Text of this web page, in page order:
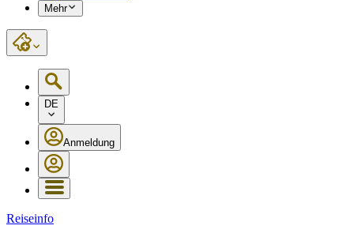
Mehr
DE
Anmeldung
Reiseinfo